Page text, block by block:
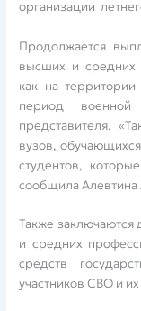
организации
Продолжается
высших и средних
как на
период
представителя.
вузов,
студентов,
сообщила Алевтина
Также заключаются
и средних
средств
участников СВО и